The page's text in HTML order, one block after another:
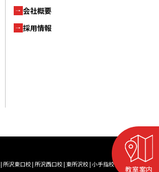
教室案内
会社概要
採用情報
| 所沢東口校| 所沢西口校| 東所沢校|小手指校| 藤沢校
入間校